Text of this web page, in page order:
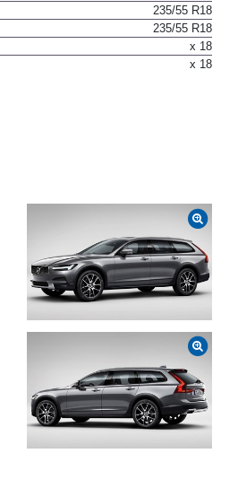
235/55 R18
235/55 R18
x 18
x 18